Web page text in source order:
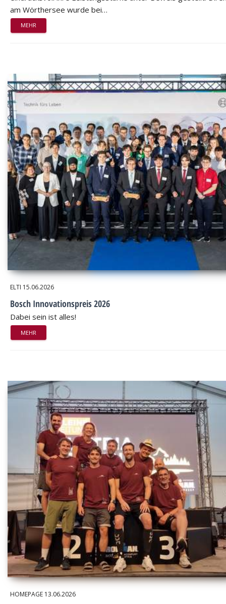
am Wörthersee wurde bei…
MEHR
ELTI 15.06.2026
Bosch Innovationspreis 2026
Dabei sein ist alles!
MEHR
HOMEPAGE 13.06.2026